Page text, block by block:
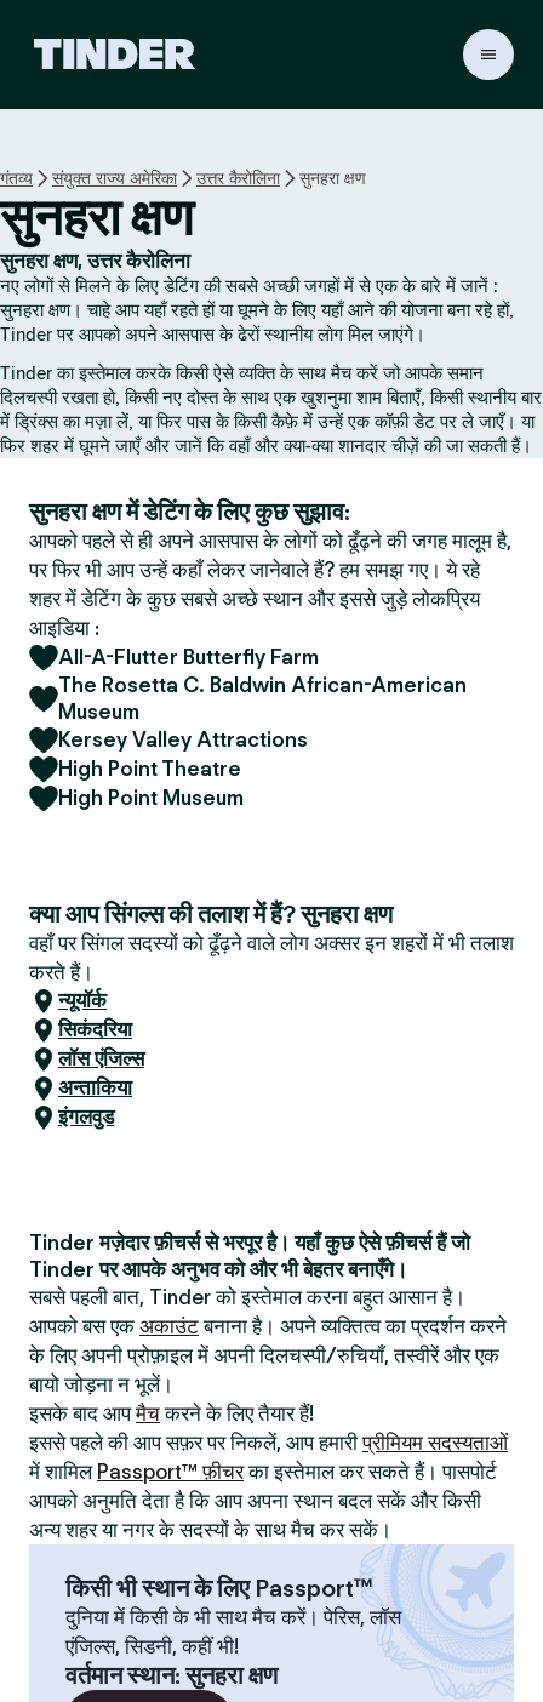
r
गंतव्य संयुक्त राज्य अमेरिका उत्तर कैरोलिना सुनहरा क्षण
सुनहरा क्षण
सुनहरा क्षण, उत्तर कैरोलिना
नए लोगों से मिलने के लिए डेटिंग की सबसे अच्छी जगहों में से एक के बारे में जानें :
सुनहरा क्षण। चाहे आप यहाँ रहते हों या घूमने के लिए यहाँ आने की योजना बना रहे हों,
Tinder पर आपको अपने आसपास के ढेरों स्थानीय लोग मिल जाएंगे।
Tinder का इस्तेमाल करके किसी ऐसे व्यक्ति के साथ मैच करें जो आपके समान
दिलचस्पी रखता हो, किसी नए दोस्त के साथ एक खुशनुमा शाम बिताएँ, किसी स्थानीय बार
में ड्रिंक्स का मज़ा लें, या फिर पास के किसी कैफ़े में उन्हें एक कॉफ़ी डेट पर ले जाएँ। या
फिर शहर में घूमने जाएँ और जानें कि वहाँ और क्या-क्या शानदार चीज़ें की जा सकती हैं।
सुनहरा क्षण में डेटिंग के लिए कुछ सुझाव:
आपको पहले से ही अपने आसपास के लोगों को ढूँढ़ने की जगह मालूम है,
पर फिर भी आप उन्हें कहाँ लेकर जानेवाले हैं? हम समझ गए। ये रहे
शहर में डेटिंग के कुछ सबसे अच्छे स्थान और इससे जुड़े लोकप्रिय
आइडिया :
All-A-Flutter Butterfly Farm
The Rosetta C. Baldwin African-American
Museum
Kersey Valley Attractions
High Point Theatre
High Point Museum
क्या आप सिंगल्स की तलाश में हैं? सुनहरा क्षण
वहाँ पर सिंगल सदस्यों को ढूँढ़ने वाले लोग अक्सर इन शहरों में भी तलाश
करते हैं।
न्यूयॉर्क
सिकंदरिया
लॉस एंजिल्स
अन्ताकिया
इंगलवुड
Tinder मज़ेदार फ़ीचर्स से भरपूर है। यहाँ कुछ ऐसे फ़ीचर्स हैं जो
Tinder पर आपके अनुभव को और भी बेहतर बनाएँगे।
सबसे पहली बात, Tinder को इस्तेमाल करना बहुत आसान है।
आपको बस एक अकाउंटबनाना है। अपने व्यक्तित्व का प्रदर्शन करने
के लिए अपनी प्रोफ़ाइल में अपनी दिलचस्पी/रुचियाँ, तस्वीरें और एक
बायो जोड़ना न भूलें।
इसके बाद आपमैचकरने के लिए तैयार हैं!
इससे पहले की आप सफ़र पर निकलें, आप हमारीप्रीमियम सदस्यताओं
में शामिल Passport™ फ़ीचरका इस्तेमाल कर सकते हैं। पासपोर्ट
आपको अनुमति देता है कि आप अपना स्थान बदल सकें और किसी
अन्य शहर या नगर के सदस्यों के साथ मैच कर सकें।
किसी भी स्थान के लिए Passport™
दुनिया में किसी के भी साथ मैच करें। पेरिस, लॉस
एंजिल्स, सिडनी, कहीं भी!
वर्तमान स्थान:सुनहरा क्षण